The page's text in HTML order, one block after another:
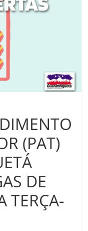
(PAT)
DE
TERÇA-